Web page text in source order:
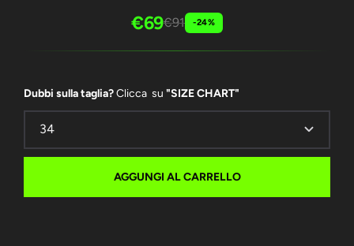
€69€91 -24%
Dubbi sulla taglia?Clicca su "SIZE CHART"
AGGUNGI AL CARRELLO